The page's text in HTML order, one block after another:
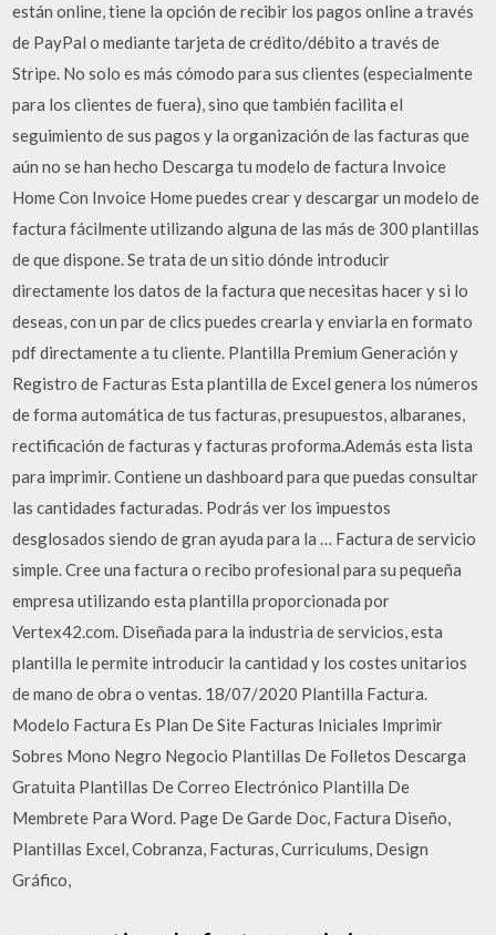
están online, tiene la opción de recibir los pagos online a través
de PayPal o mediante tarjeta de crédito/débito a través de
Stripe. No solo es más cómodo para sus clientes (especialmente
para los clientes de fuera), sino que también facilita el
seguimiento de sus pagos y la organización de las facturas que
aún no se han hecho Descarga tu modelo de factura Invoice
Home Con Invoice Home puedes crear y descargar un modelo de
factura fácilmente utilizando alguna de las más de 300 plantillas
de que dispone. Se trata de un sitio dónde introducir
directamente los datos de la factura que necesitas hacer y si lo
deseas, con un par de clics puedes crearla y enviarla en formato
pdf directamente a tu cliente. Plantilla Premium Generación y
Registro de Facturas Esta plantilla de Excel genera los números
de forma automática de tus facturas, presupuestos, albaranes,
rectificación de facturas y facturas proforma.Además esta lista
para imprimir. Contiene un dashboard para que puedas consultar
las cantidades facturadas. Podrás ver los impuestos
desglosados siendo de gran ayuda para la … Factura de servicio
simple. Cree una factura o recibo profesional para su pequeña
empresa utilizando esta plantilla proporcionada por
Vertex42.com. Diseñada para la industria de servicios, esta
plantilla le permite introducir la cantidad y los costes unitarios
de mano de obra o ventas. 18/07/2020 Plantilla Factura.
Modelo Factura Es Plan De Site Facturas Iniciales Imprimir
Sobres Mono Negro Negocio Plantillas De Folletos Descarga
Gratuita Plantillas De Correo Electrónico Plantilla De
Membrete Para Word. Page De Garde Doc, Factura Diseño,
Plantillas Excel, Cobranza, Facturas, Curriculums, Design
Gráfico,